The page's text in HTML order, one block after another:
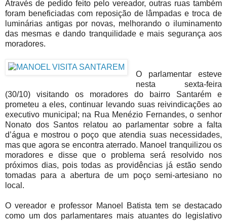
Através de pedido feito pelo vereador, outras ruas também
foram beneficiadas com reposição de lâmpadas e troca de
luminárias antigas por novas, melhorando o iluminamento
das mesmas e dando tranquilidade e mais segurança aos
moradores.
O parlamentar esteve
nesta sexta-feira
(30/10) visitando os moradores do bairro Santarém e
prometeu a eles, continuar levando suas reivindicações ao
executivo municipal; na Rua Menézio Fernandes, o senhor
Nonato dos Santos relatou ao parlamentar sobre a falta
d’água e mostrou o poço que atendia suas necessidades,
mas que agora se encontra aterrado. Manoel tranquilizou os
moradores e disse que o problema será resolvido nos
próximos dias, pois todas as providências já estão sendo
tomadas para a abertura de um poço semi-artesiano no
local.
O vereador e professor Manoel Batista tem se destacado
como um dos parlamentares mais atuantes do legislativo